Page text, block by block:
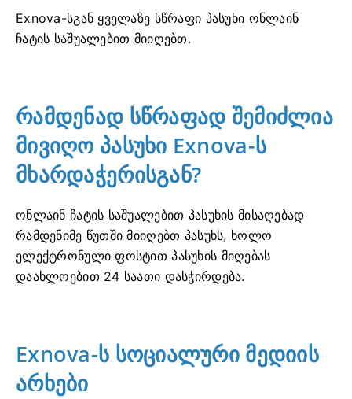
Exnova-სგან ყველაზე სწრაფი პასუხი ონლაინ
ჩატის საშუალებით მიიღებთ.
რამდენად სწრაფად შემიძლია
მივიღო პასუხი Exnova-ს
მხარდაჭერისგან?
ონლაინ ჩატის საშუალებით პასუხის მისაღებად
რამდენიმე წუთში მიიღებთ პასუხს, ხოლო
ელექტრონული ფოსტით პასუხის მიღებას
დაახლოებით 24 საათი დასჭირდება.
Exnova-ს სოციალური მედიის
არხები